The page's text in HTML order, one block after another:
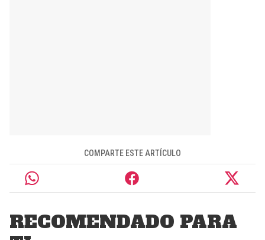
COMPARTE ESTE ARTÍCULO
RECOMENDADO PARA